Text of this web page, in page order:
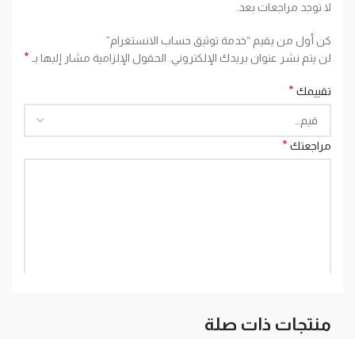
لا توجد مراجعات بعد.
كن أول من يقيم “خدمة توثيق حساب الانستغرام”
لن يتم نشر عنوان بريدك الإلكتروني. الحقول الإلزامية مشار إليها بـ *
تقييمك *
مراجعتك *
الاسم*
منتجات ذات صلة